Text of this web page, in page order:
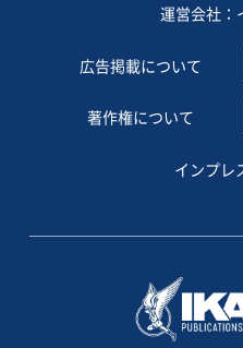
運営会社：
広告掲載について
著作権について
インプレ